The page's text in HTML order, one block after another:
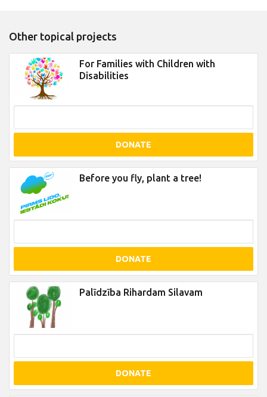
Other topical projects
For Families with Children with
Disabilities
DONATE
Before you fly, plant a tree!
DONATE
Palīdzība Rihardam Silavam
DONATE